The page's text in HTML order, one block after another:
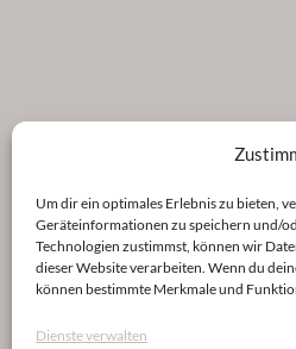
Um dir ein optimales Erlebnis zu bieten,
Geräteinformationen zu speichern und/
Technologien zustimmst, können wir
dieser Website verarbeiten. Wenn du
können bestimmte Merkmale und
Dienste verwalten